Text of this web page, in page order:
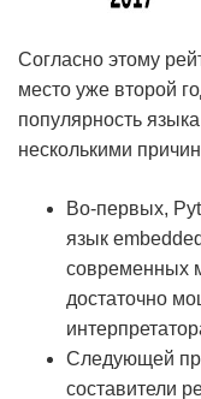
Согласно этому
место уже второй
популярность
несколькими
Во-первых,
язык
современных
достаточно
Следующей
составители